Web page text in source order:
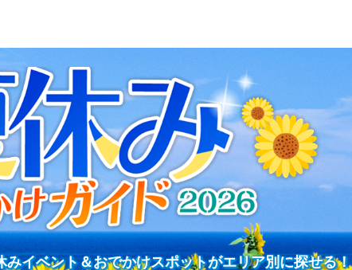
イベント＆おでかけスポットがエリア別に探せる！